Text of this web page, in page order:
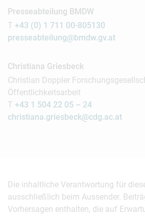
Presseabteilung BMDW
T +43 (0) 1 711 00-805130
presseabteilung@bmdw.gv.at
Christiana Griesbeck
Christian Doppler
Öffentlichkeitsarbeit
T +43 1 504 22 05 – 24
christiana.griesbeck@cdg.ac.at
Die inhaltliche Verantwortung für
ausschließlich beim Aussender.
Vorhersagen enthalten, die auf